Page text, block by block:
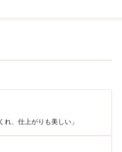
れ、仕上がりも美しい」